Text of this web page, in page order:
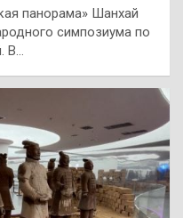
панорама» Шанхай
симпозиума по